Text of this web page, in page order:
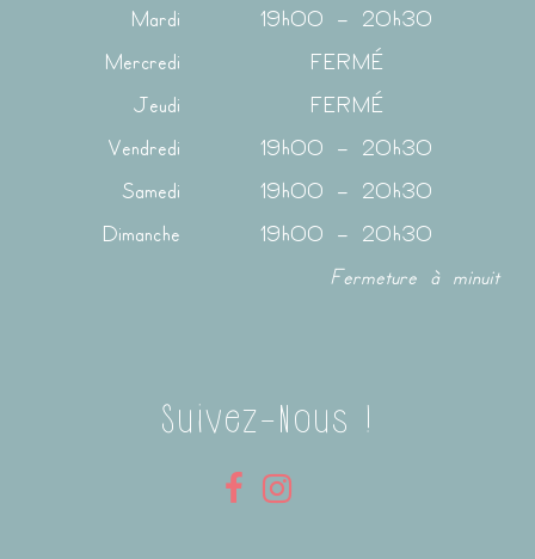
Mardi
19h00 – 20h30
Mercredi
FERMÉ
Jeudi
FERMÉ
Vendredi
19h00 – 20h30
Samedi
19h00 – 20h30
Dimanche
19h00 – 20h30
Fermeture à minuit
Suivez-Nous !